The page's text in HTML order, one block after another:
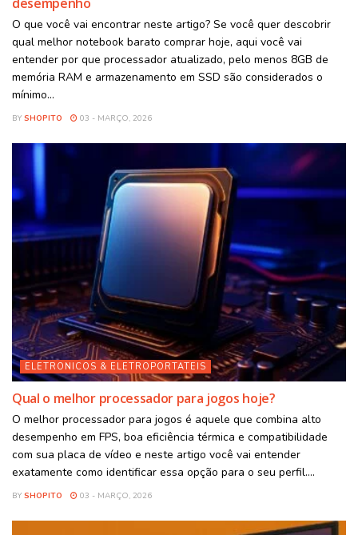
O que você vai encontrar neste artigo? Se você quer descobrir
qual melhor notebook barato comprar hoje, aqui você vai
entender por que processador atualizado, pelo menos 8GB de
memória RAM e armazenamento em SSD são considerados o
mínimo...
BY SHOPITO 03 - MARÇO, 2026
ELETRONICOS & ELETROPORTATEIS
Qual o melhor processador para jogos hoje?
O melhor processador para jogos é aquele que combina alto
desempenho em FPS, boa eficiência térmica e compatibilidade
com sua placa de vídeo e neste artigo você vai entender
exatamente como identificar essa opção para o seu perfil....
BY SHOPITO 03 - MARÇO, 2026